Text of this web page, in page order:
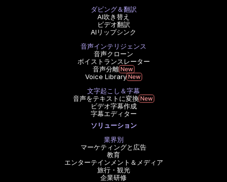
ダビング＆翻訳
AI吹き替え
ビデオ翻訳
AIリップシンク
音声インテリジェンス
音声クローン
ボイストランスレーター
音声分離
Voice Library
文字起こし＆字幕
音声をテキストに変換
ビデオ字幕作成
字幕エディター
ソリューション
業界別
マーケティングと広告
教育
エンターテインメント＆メディア
旅行・観光
企業研修